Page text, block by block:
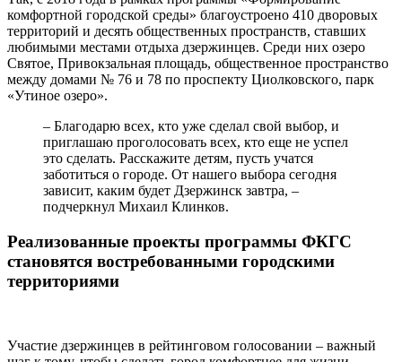
комфортной городской среды» благоустроено 410 дворовых
территорий и десять общественных пространств, ставших
любимыми местами отдыха дзержинцев. Среди них озеро
Святое, Привокзальная площадь, общественное пространство
между домами № 76 и 78 по проспекту Циолковского, парк
«Утиное озеро».
– Благодарю всех, кто уже сделал свой выбор, и
приглашаю проголосовать всех, кто еще не успел
это сделать. Расскажите детям, пусть учатся
заботиться о городе. От нашего выбора сегодня
зависит, каким будет Дзержинск завтра, –
подчеркнул Михаил Клинков.
Реализованные проекты программы ФКГС
становятся востребованными городскими
территориями
Участие дзержинцев в рейтинговом голосовании – важный